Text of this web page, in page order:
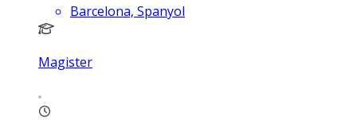
Barcelona, Spanyol
Magister